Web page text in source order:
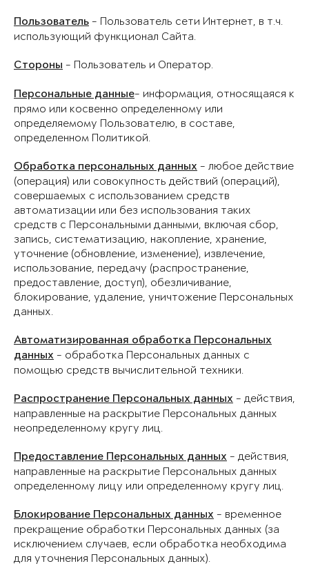
Пользователь - Пользователь сети Интернет, в т.ч.
использующий функционал Сайта.
Стороны - Пользователь и Оператор.
Персональные данные- информация, относящаяся к
прямо или косвенно определенному или
определяемому Пользователю, в составе,
определенном Политикой.
Обработка персональных данных - любое действие
(операция) или совокупность действий (операций),
совершаемых с использованием средств
автоматизации или без использования таких
средств с Персональными данными, включая сбор,
запись, систематизацию, накопление, хранение,
уточнение (обновление, изменение), извлечение,
использование, передачу (распространение,
предоставление, доступ), обезличивание,
блокирование, удаление, уничтожение Персональных
данных.
Автоматизированная обработка Персональных
данных - обработка Персональных данных с
помощью средств вычислительной техники.
Распространение Персональных данных - действия,
направленные на раскрытие Персональных данных
неопределенному кругу лиц.
Предоставление Персональных данных - действия,
направленные на раскрытие Персональных данных
определенному лицу или определенному кругу лиц.
Блокирование Персональных данных - временное
прекращение обработки Персональных данных (за
исключением случаев, если обработка необходима
для уточнения Персональных данных).